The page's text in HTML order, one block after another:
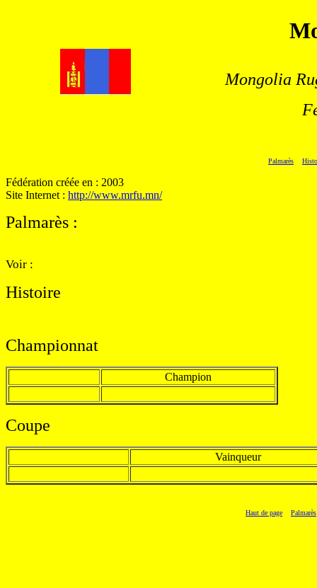
Mongolia
Palmarès
Fédération créée en : 2003
Site Internet : http://www.mrfu.mn/
Palmarès :
Voir :
Histoire
Championnat
Champion
Coupe
Vainqueur
Haut de page Palmarès